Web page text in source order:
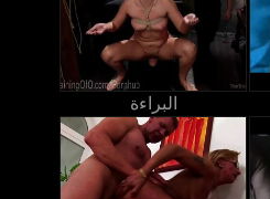
البراءة